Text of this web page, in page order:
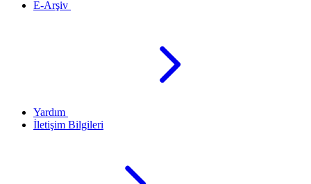
E-Arşiv
Yardım
İletişim Bilgileri